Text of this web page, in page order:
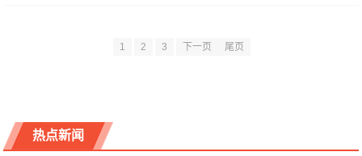
1 2 3 下一页 尾页
热点新闻